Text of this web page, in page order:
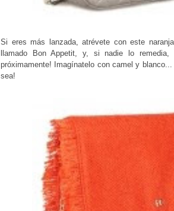
Si eres más lanzada, atrévete con este
llamado Bon Appetit, y, si nadie lo
próximamente! Imagínatelo con camel y
sea!